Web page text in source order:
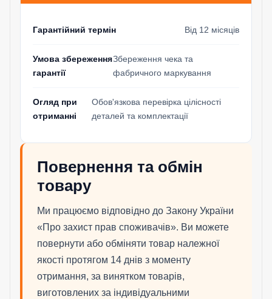
Гарантійний термін Від 12 місяців
Умова збереження
гарантії
Збереження чека та
фабричного маркування
Огляд при
отриманні
Обов'язкова перевірка цілісності
деталей та комплектації
Повернення та обмін
товару
Ми працюємо відповідно до Закону України
«Про захист прав споживачів». Ви можете
повернути або обміняти товар належної
якості протягом 14 днів з моменту
отримання, за винятком товарів,
виготовлених за індивідуальними